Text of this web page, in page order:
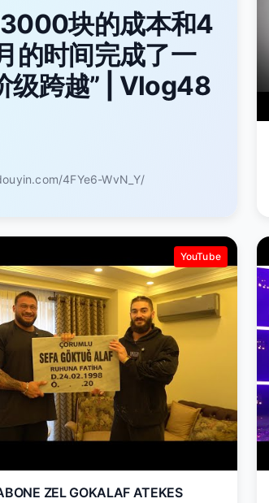
块的成本和4
的时间完成了一
级跨越” | Vlog48
4FYe6-WvN_Y/
YouTube
ZEL GOKALAF ATEKES